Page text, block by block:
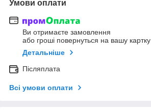
Умови оплати
Ви отримаєте замовлення
або гроші повернуться на вашу картку
Детальніше
Післяплата
Всі умови оплати